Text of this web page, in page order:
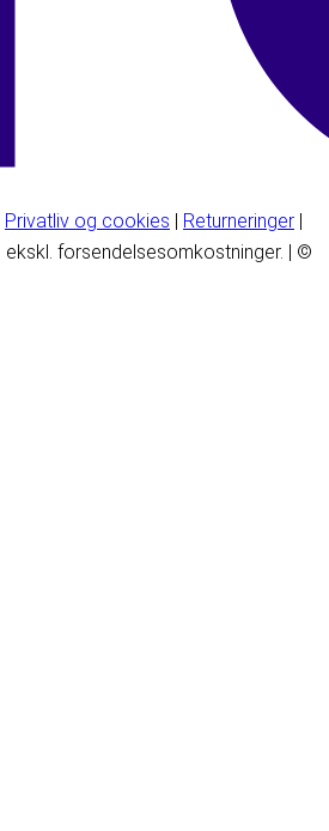
Privatliv og cookies | Returneringer |
ekskl. forsendelsesomkostninger. | ©